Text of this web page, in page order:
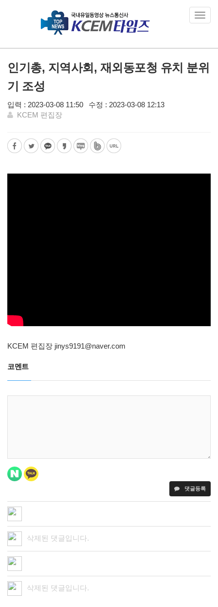
인기총, 지역사회, 재외동포청 유치 분위
기 조성
입력 : 2023-03-08 11:50
수정 : 2023-03-08 12:13
KCEM 편집장
KCEM 편집장 jinys9191@naver.com
코멘트
댓글등록
삭제된 댓글입니다.
삭제된 댓글입니다.